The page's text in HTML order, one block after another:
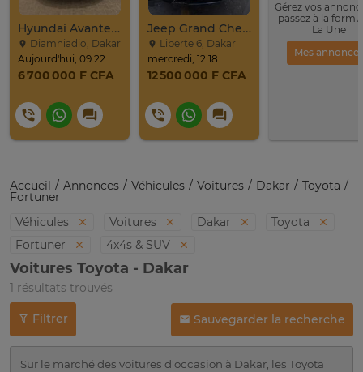
Hyundai Avante 2017
Diamniadio, Dakar
Aujourd'hui, 09:22
6 700 000 F CFA
Jeep Grand Cherokee Overland 2019 À Vendre
Liberte 6, Dakar
mercredi, 12:18
12 500 000 F CFA
Gérez vos
passez à la
La Une
Mes annonces
Accueil Annonces Véhicules Voitures Dakar Toyota
Fortuner
Véhicules
Voitures Dakar
Toyota
Fortuner
4x4s & SUV
Voitures Toyota - Dakar
1 résultats trouvés
Filtrer Sauvegarder la recherche
Sur le marché des voitures d'occasion à Dakar, les Toyota